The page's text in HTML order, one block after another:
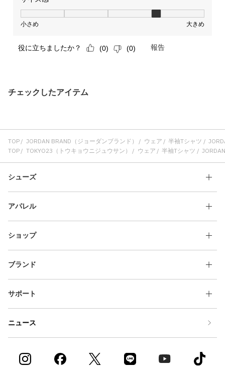
チェックしたアイテム
TOP JORDAN BRAND（ジョーダンブランド） ウェア 半袖Tシャツ
TOP
TOKYO23（トウキョウニジュウサン） ウェア 半袖Tシャツ
シューズ
アパレル
ショップ
ブランド
サポート
ニュース